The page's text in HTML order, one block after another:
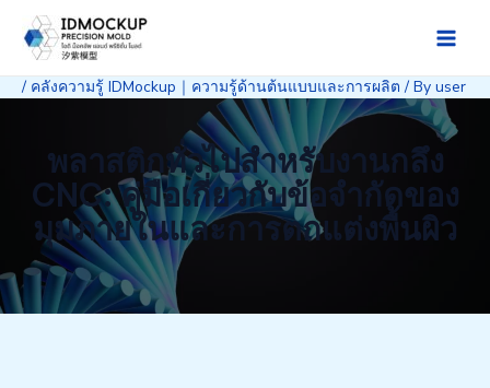
Main
/ คลังความรู้ IDMockup｜ความรู้ด้านต้นแบบและการผลิต / By user
พลาสติกทั่วไปสำหรับงานกลึง
CNC: คู่มือเกี่ยวกับข้อจำกัดของ
มุมภายในและการตกแต่งพื้นผิว